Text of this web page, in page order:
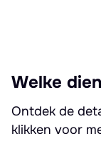
Welke
Ontdek de
klikken voor